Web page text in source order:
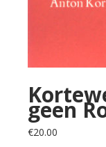
geen
€20.00